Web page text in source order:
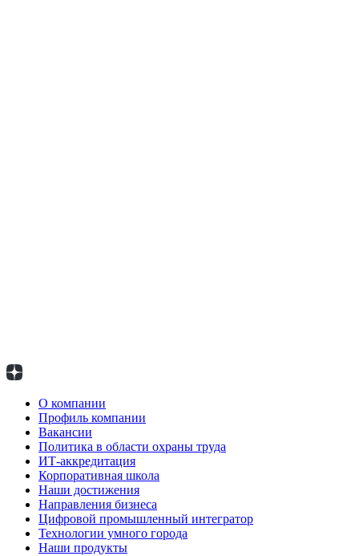
О компании
Профиль компании
Вакансии
Политика в области охраны труда
ИТ-аккредитация
Корпоративная школа
Наши достижения
Направления бизнеса
Цифровой промышленный интегратор
Технологии умного города
Наши продукты